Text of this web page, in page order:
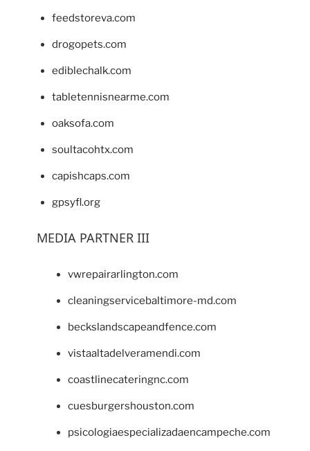
feedstoreva.com
drogopets.com
ediblechalk.com
tabletennisnearme.com
oaksofa.com
soultacohtx.com
capishcaps.com
gpsyfl.org
MEDIA PARTNER III
vwrepairarlington.com
cleaningservicebaltimore-md.com
beckslandscapeandfence.com
vistaaltadelveramendi.com
coastlinecateringnc.com
cuesburgershouston.com
psicologiaespecializadaencampeche.com